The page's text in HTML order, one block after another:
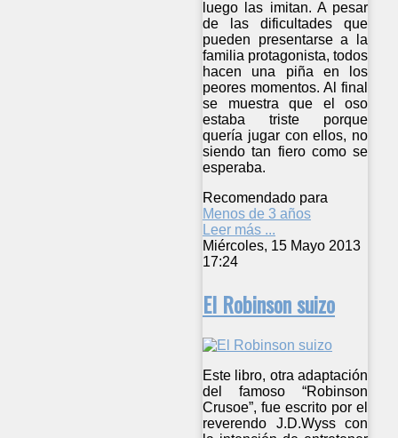
luego las imitan. A pesar
de las dificultades que
pueden presentarse a la
familia protagonista, todos
hacen una piña en los
peores momentos. Al final
se muestra que el oso
estaba triste porque
quería jugar con ellos, no
siendo tan fiero como se
esperaba.
Recomendado para
Menos de 3 años
Leer más ...
Miércoles, 15 Mayo 2013
17:24
El Robinson suizo
Este libro, otra adaptación
del famoso “Robinson
Crusoe”, fue escrito por el
reverendo J.D.Wyss con